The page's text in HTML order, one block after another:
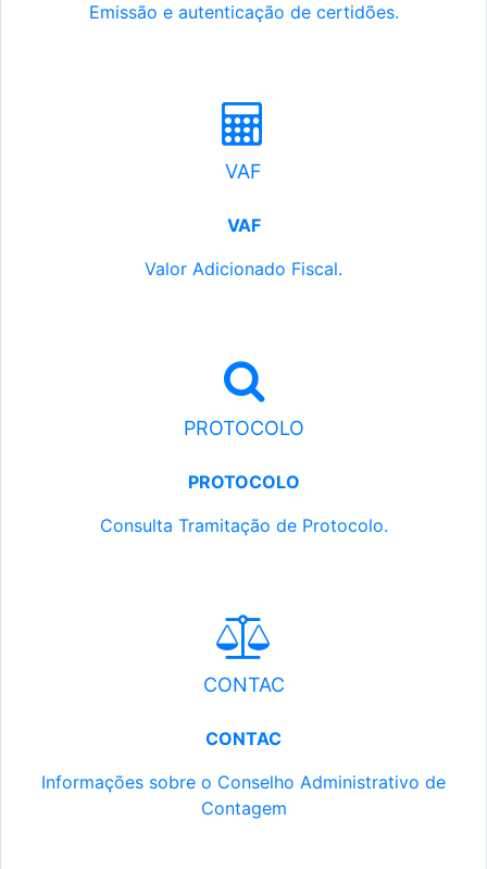
Emissão e autenticação de certidões.
VAF
VAF
Valor Adicionado Fiscal.
PROTOCOLO
PROTOCOLO
Consulta Tramitação de Protocolo.
CONTAC
CONTAC
Informações sobre o Conselho Administrativo de
Contagem